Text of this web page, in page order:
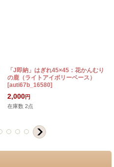
「J即納」はぎれ45×45：花かんむり
の鹿（ライトアイボリーベース）
[auti67b_16580]
2,000円
在庫数 2点